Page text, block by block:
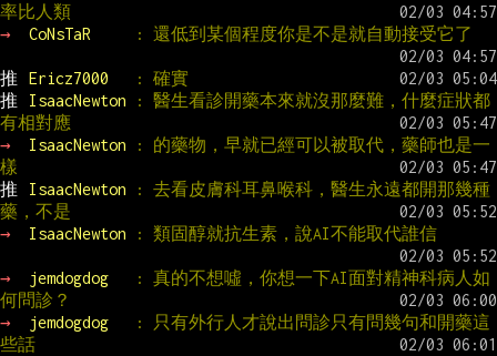
率比人類
→
CoNsTaR : 還低到某個程度你是不是就自動接受它了
推 Ericz7000
: 確實
推
IsaacNewton
: 醫生看診開藥本來就沒那麼難，什麼症狀都
有相對應
→
IsaacNewton
: 的藥物，早就已經可以被取代，藥師也是一
樣
推
IsaacNewton
: 去看皮膚科耳鼻喉科，醫生永遠都開那幾種
藥，不是
→
IsaacNewton : 類固醇就抗生素，說AI不能取代誰信
→ jemdogdog
: 真的不想噓，你想一下AI面對精神科病人如
何問診？
→
jemdogdog
: 只有外行人才說出問診只有問幾句和開藥這
些話